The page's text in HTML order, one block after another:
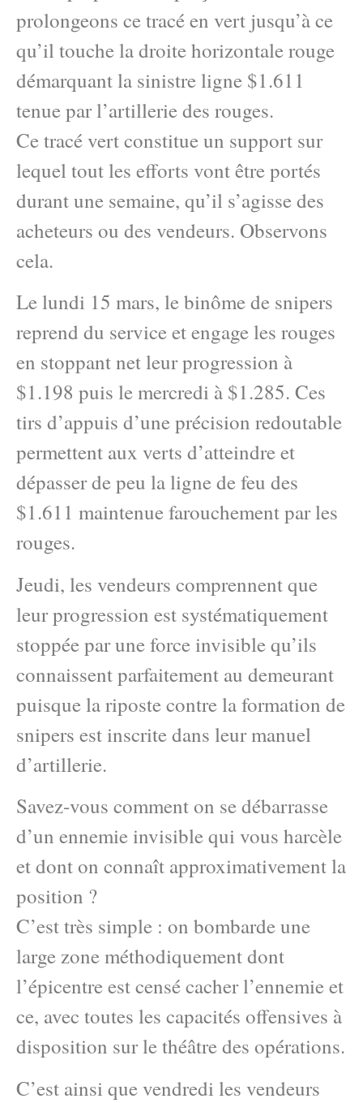
prolongeons ce tracé en vert jusqu’à ce
qu’il touche la droite horizontale rouge
démarquant la sinistre ligne $1.611
tenue par l’artillerie des rouges.
Ce tracé vert constitue un support sur
lequel tout les efforts vont être portés
durant une semaine, qu’il s’agisse des
acheteurs ou des vendeurs. Observons
cela.
Le lundi 15 mars, le binôme de snipers
reprend du service et engage les rouges
en stoppant net leur progression à
$1.198 puis le mercredi à $1.285. Ces
tirs d’appuis d’une précision redoutable
permettent aux verts d’atteindre et
dépasser de peu la ligne de feu des
$1.611 maintenue farouchement par les
rouges.
Jeudi, les vendeurs comprennent que
leur progression est systématiquement
stoppée par une force invisible qu’ils
connaissent parfaitement au demeurant
puisque la riposte contre la formation de
snipers est inscrite dans leur manuel
d’artillerie.
Savez-vous comment on se débarrasse
d’un ennemie invisible qui vous harcèle
et dont on connaît approximativement la
position ?
C’est très simple : on bombarde une
large zone méthodiquement dont
l’épicentre est censé cacher l’ennemie et
ce, avec toutes les capacités offensives à
disposition sur le théâtre des opérations.
C’est ainsi que vendredi les vendeurs